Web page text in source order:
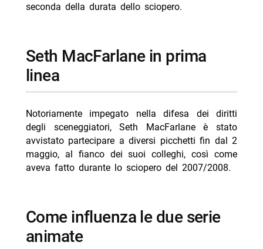
L’Erede
seconda della durata dello sciopero.
Seth MacFarlane in prima
linea
Notoriamente impegato nella difesa dei diritti
degli sceneggiatori, Seth MacFarlane è stato
avvistato partecipare a diversi picchetti fin dal 2
maggio, al fianco dei suoi colleghi, così come
aveva fatto durante lo sciopero del 2007/2008.
Come influenza le due serie
animate